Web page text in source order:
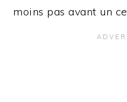
moins pas avant un